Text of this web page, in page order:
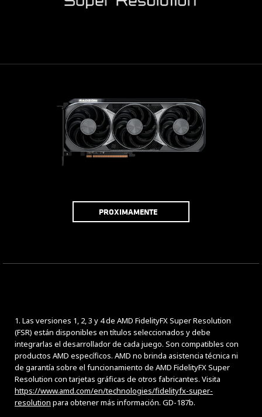
PROXIMAMENTE
1. Las versiones 1, 2, 3 y 4 de AMD FidelityFX Super Resolution
(FSR) están disponibles en títulos seleccionados y debe
integrarlas el desarrollador de cada juego. Son compatibles con
productos AMD específicos. AMD no brinda asistencia técnica ni
de garantía sobre el funcionamiento de AMD FidelityFX Super
Resolution con tarjetas gráficas de otros fabricantes. Visita
https://www.amd.com/en/technologies/fidelityfx-super-
resolution para obtener más información. GD-187b.